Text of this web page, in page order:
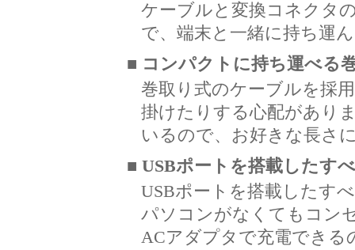
ケーブルと変換コネクタ
で、端末と一緒に持ち運
■ コンパクトに持ち運べる
巻取り式のケーブルを採
掛けたりする心配があり
いるので、お好きな長さ
■ USBポートを搭載したす
USBポートを搭載したす
パソコンがなくてもコン
ACアダプタで充電できる